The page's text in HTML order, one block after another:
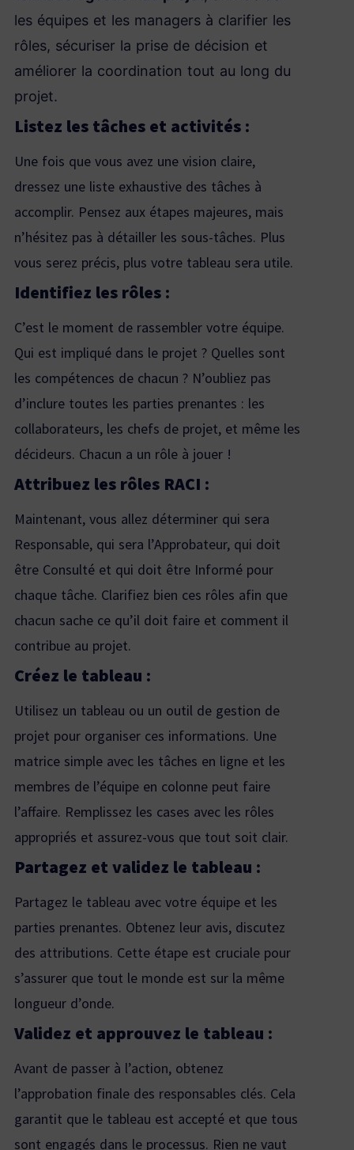
les équipes et les managers à clarifier les
rôles, sécuriser la prise de décision et
améliorer la coordination tout au long du
projet.
Listez les tâches et activités :
Une fois que vous avez une vision claire,
dressez une liste exhaustive des tâches à
accomplir. Pensez aux étapes majeures, mais
n’hésitez pas à détailler les sous-tâches. Plus
vous serez précis, plus votre tableau sera utile.
Identifiez les rôles :
C’est le moment de rassembler votre équipe.
Qui est impliqué dans le projet ? Quelles sont
les compétences de chacun ? N’oubliez pas
d’inclure toutes les parties prenantes : les
collaborateurs, les chefs de projet, et même les
décideurs. Chacun a un rôle à jouer !
Attribuez les rôles RACI :
Maintenant, vous allez déterminer qui sera
Responsable, qui sera l’Approbateur, qui doit
être Consulté et qui doit être Informé pour
chaque tâche. Clarifiez bien ces rôles afin que
chacun sache ce qu’il doit faire et comment il
contribue au projet.
Créez le tableau :
Utilisez un tableau ou un outil de gestion de
projet pour organiser ces informations. Une
matrice simple avec les tâches en ligne et les
membres de l’équipe en colonne peut faire
l’affaire. Remplissez les cases avec les rôles
appropriés et assurez-vous que tout soit clair.
Partagez et validez le tableau :
Partagez le tableau avec votre équipe et les
parties prenantes. Obtenez leur avis, discutez
des attributions. Cette étape est cruciale pour
s’assurer que tout le monde est sur la même
longueur d’onde.
Validez et approuvez le tableau :
Avant de passer à l’action, obtenez
l’approbation finale des responsables clés. Cela
garantit que le tableau est accepté et que tous
sont engagés dans le processus. Rien ne vaut